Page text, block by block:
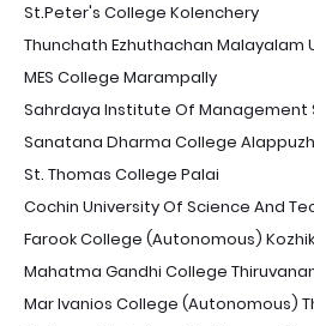
St.Peter's College Kolenchery
Thunchath Ezhuthachan Malayalam
MES College Marampally
Sahrdaya Institute Of Management
Sanatana Dharma College
St. Thomas College Palai
Cochin University Of Science And
Farook College (Autonomous)
Mahatma Gandhi College
Mar Ivanios College (Autonomous)